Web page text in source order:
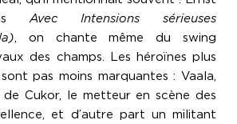
Avec Intensions sérieuses
, on chante même du swing
des champs. Les héroïnes plus
pas moins marquantes : Vaala,
Cukor, le metteur en scène des
et d’autre part un militant